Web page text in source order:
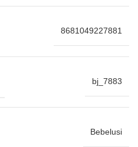
8681049227881
bj_7883
Bebelusi